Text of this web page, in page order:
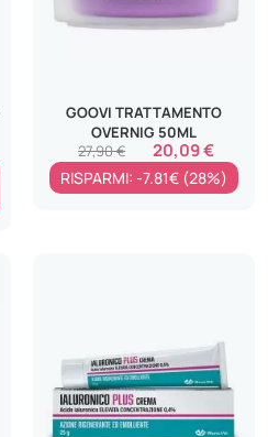
GOOVI TRATTAMENTO
OVERNIG 50ML
20,09 €
27,90 €
RISPARMI: -7.81€ (28%)